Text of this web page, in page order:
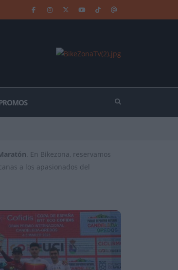
. En Bikezona, reservamos
a los apasionados del